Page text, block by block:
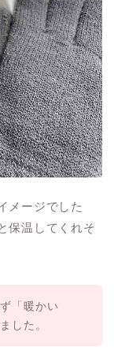
メージでした
保温してくれそ
「暖かい
した。